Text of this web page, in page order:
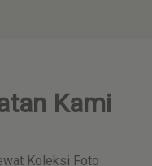
Kami
Koleksi Foto